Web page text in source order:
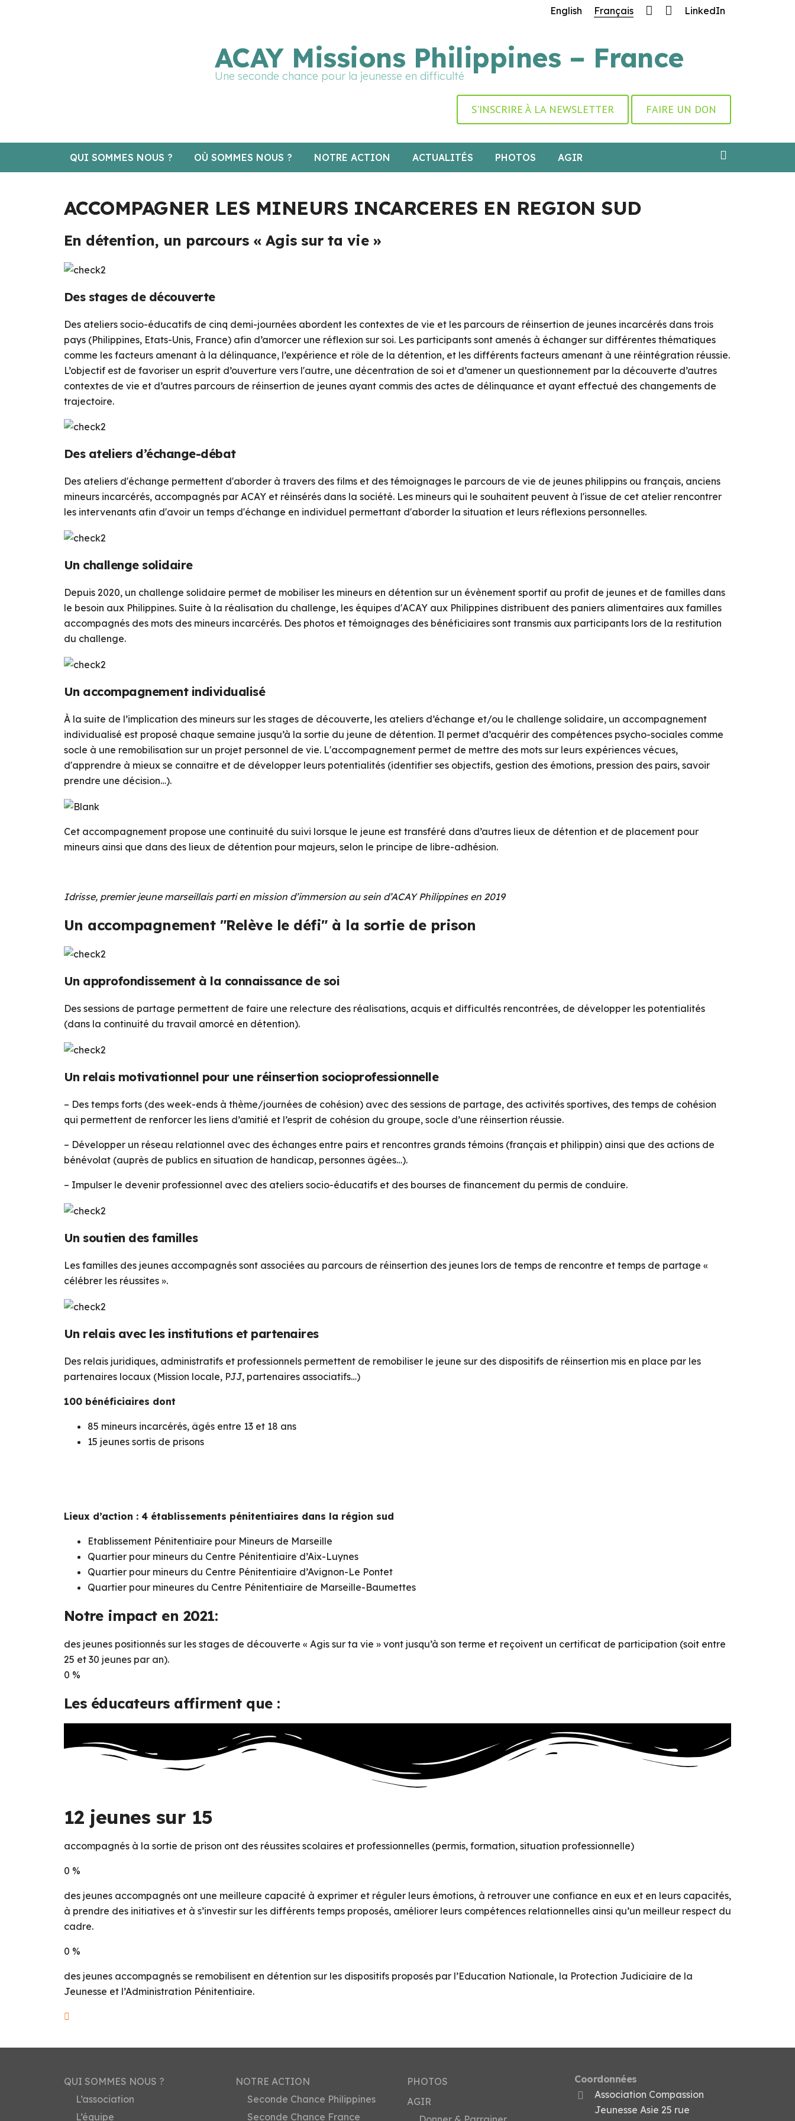
LinkedIn
Français
English
ACAY Missions Philippines – France
Une seconde chance pour la jeunesse en difficulté
S'INSCRIRE À LA NEWSLETTER FAIRE UN DON
QUI SOMMES NOUS ? OÙ SOMMES NOUS ? NOTRE ACTION ACTUALITÉS PHOTOS AGIR
ACCOMPAGNER LES MINEURS INCARCERES EN REGION SUD
En détention, un parcours « Agis sur ta vie »
Des stages de découverte
Des ateliers socio-éducatifs de cinq demi-journées abordent les contextes de vie et les parcours de réinsertion de jeunes incarcérés dans trois
pays (Philippines, Etats-Unis, France) afin d’amorcer une réflexion sur soi. Les participants sont amenés à échanger sur différentes thématiques
comme les facteurs amenant à la délinquance, l’expérience et rôle de la détention, et les différents facteurs amenant à une réintégration réussie.
L’objectif est de favoriser un esprit d’ouverture vers l'autre, une décentration de soi et d’amener un questionnement par la découverte d’autres
contextes de vie et d’autres parcours de réinsertion de jeunes ayant commis des actes de délinquance et ayant effectué des changements de
trajectoire.
Des ateliers d’échange-débat
Des ateliers d'échange permettent d'aborder à travers des films et des témoignages le parcours de vie de jeunes philippins ou français, anciens
mineurs incarcérés, accompagnés par ACAY et réinsérés dans la société. Les mineurs qui le souhaitent peuvent à l'issue de cet atelier rencontrer
les intervenants afin d'avoir un temps d'échange en individuel permettant d'aborder la situation et leurs réflexions personnelles.
Un challenge solidaire
Depuis 2020, un challenge solidaire permet de mobiliser les mineurs en détention sur un évènement sportif au profit de jeunes et de familles dans
le besoin aux Philippines. Suite à la réalisation du challenge, les équipes d'ACAY aux Philippines distribuent des paniers alimentaires aux familles
accompagnés des mots des mineurs incarcérés. Des photos et témoignages des bénéficiaires sont transmis aux participants lors de la restitution
du challenge.
Un accompagnement individualisé
À la suite de l’implication des mineurs sur les stages de découverte, les ateliers d’échange et/ou le challenge solidaire, un accompagnement
individualisé est proposé chaque semaine jusqu’à la sortie du jeune de détention. Il permet d’acquérir des compétences psycho-sociales comme
socle à une remobilisation sur un projet personnel de vie. L'accompagnement permet de mettre des mots sur leurs expériences vécues,
d'apprendre à mieux se connaître et de développer leurs potentialités (identifier ses objectifs, gestion des émotions, pression des pairs, savoir
prendre une décision…).
Cet accompagnement propose une continuité du suivi lorsque le jeune est transféré dans d’autres lieux de détention et de placement pour
mineurs ainsi que dans des lieux de détention pour majeurs, selon le principe de libre-adhésion.
Idrisse, premier jeune marseillais parti en mission d’immersion au sein d’ACAY Philippines en 2019
Un accompagnement "Relève le défi" à la sortie de prison
Un approfondissement à la connaissance de soi
Des sessions de partage permettent de faire une relecture des réalisations, acquis et difficultés rencontrées, de développer les potentialités
(dans la continuité du travail amorcé en détention).
Un relais motivationnel pour une réinsertion socioprofessionnelle
– Des temps forts (des week-ends à thème/journées de cohésion) avec des sessions de partage, des activités sportives, des temps de cohésion
qui permettent de renforcer les liens d’amitié et l’esprit de cohésion du groupe, socle d’une réinsertion réussie.
– Développer un réseau relationnel avec des échanges entre pairs et rencontres grands témoins (français et philippin) ainsi que des actions de
bénévolat (auprès de publics en situation de handicap, personnes âgées…).
– Impulser le devenir professionnel avec des ateliers socio-éducatifs et des bourses de financement du permis de conduire.
Un soutien des familles
Les familles des jeunes accompagnés sont associées au parcours de réinsertion des jeunes lors de temps de rencontre et temps de partage «
célébrer les réussites ».
Un relais avec les institutions et partenaires
Des relais juridiques, administratifs et professionnels permettent de remobiliser le jeune sur des dispositifs de réinsertion mis en place par les
partenaires locaux (Mission locale, PJJ, partenaires associatifs…)
100 bénéficiaires dont
85 mineurs incarcérés, âgés entre 13 et 18 ans
15 jeunes sortis de prisons
Lieux d’action : 4 établissements pénitentiaires dans la région sud
Etablissement Pénitentiaire pour Mineurs de Marseille
Quartier pour mineurs du Centre Pénitentiaire d’Aix-Luynes
Quartier pour mineurs du Centre Pénitentiaire d’Avignon-Le Pontet
Quartier pour mineures du Centre Pénitentiaire de Marseille-Baumettes
Notre impact en 2021:
des jeunes positionnés sur les stages de découverte « Agis sur ta vie » vont jusqu’à son terme et reçoivent un certificat de participation (soit entre
25 et 30 jeunes par an).
0 %
Les éducateurs affirment que :
12 jeunes sur 15
accompagnés à la sortie de prison ont des réussites scolaires et professionnelles (permis, formation, situation professionnelle)
0 %
des jeunes accompagnés ont une meilleure capacité à exprimer et réguler leurs émotions, à retrouver une confiance en eux et en leurs capacités,
à prendre des initiatives et à s’investir sur les différents temps proposés, améliorer leurs compétences relationnelles ainsi qu’un meilleur respect du
cadre.
0 %
des jeunes accompagnés se remobilisent en détention sur les dispositifs proposés par l’Education Nationale, la Protection Judiciaire de la
Jeunesse et l’Administration Pénitentiaire.
QUI SOMMES NOUS ?
L’association
L’équipe
NOTRE ACTION
Seconde Chance Philippines
Seconde Chance France
PHOTOS
AGIR
Coordonnées
Association Compassion
Jeunesse Asie 25 rue
🔧 Notre site fait peau neuve ! Informations et charte graphique en cours de mise à jour : merci pour votre patience.